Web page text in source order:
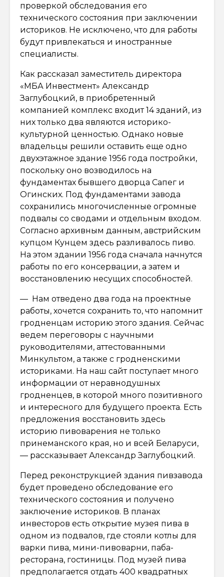
проверкой обследования его
технического состояния при заключении
историков. Не исключено, что для работы
будут привлекаться и иностранные
специалисты.
Как рассказал заместитель директора
«МБА Инвестмент» Александр
Заглубоцкий, в приобретенный
компанией комплекс входит 14 зданий, из
них только два являются историко-
культурной ценностью. Однако новые
владельцы решили оставить еще одно
двухэтажное здание 1956 года постройки,
поскольку оно возводилось на
фундаментах бывшего дворца Сапег и
Огинских. Под фундаментами завода
сохранились многочисленные огромные
подвалы со сводами и отдельным входом.
Согласно архивным данным, австрийским
купцом Кунцем здесь разливалось пиво.
На этом здании 1956 года сначала начнутся
работы по его консервации, а затем и
восстановлению несущих способностей.
— Нам отведено два года на проектные
работы, хочется сохранить то, что напомнит
гродненцам историю этого здания. Сейчас
ведем переговоры с научными
руководителями, аттестованными
Минкультом, а также с гродненскими
историками. На наш сайт поступает много
информации от неравнодушных
гродненцев, в которой много позитивного
и интересного для будущего проекта. Есть
предложения восстановить здесь
историю пивоварения не только
принеманского края, но и всей Беларуси,
— рассказывает Александр Заглубоцкий.
Перед реконструкцией здания пивзавода
будет проведено обследование его
технического состояния и получено
заключение историков. В планах
инвесторов есть открытие музея пива в
одном из подвалов, где стояли котлы для
варки пива, мини-пивоварни, паба-
ресторана, гостиницы. Под музей пива
предполагается отдать 400 квадратных